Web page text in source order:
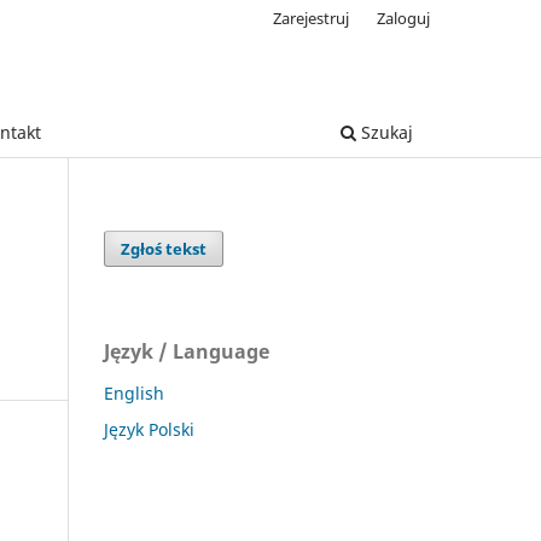
Szukaj
Zarejestruj Zaloguj
Zgłoś tekst
Język / Language
English
Język Polski